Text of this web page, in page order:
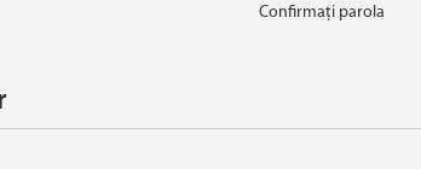
Confirmați parola